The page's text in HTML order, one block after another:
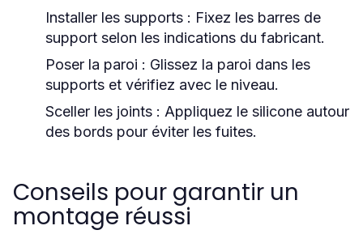
Installer les supports : Fixez les barres de
support selon les indications du fabricant.
Poser la paroi : Glissez la paroi dans les
supports et vérifiez avec le niveau.
Sceller les joints : Appliquez le silicone autour
des bords pour éviter les fuites.
Conseils pour garantir un
montage réussi